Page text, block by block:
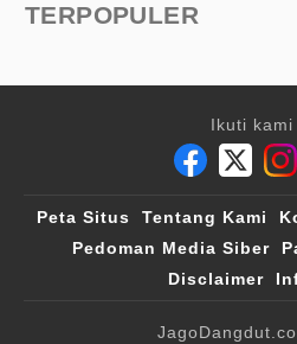
TERPOPULER
Ikuti kami
Peta Situs Tentang Kami
Pedoman Media Siber
Disclaimer